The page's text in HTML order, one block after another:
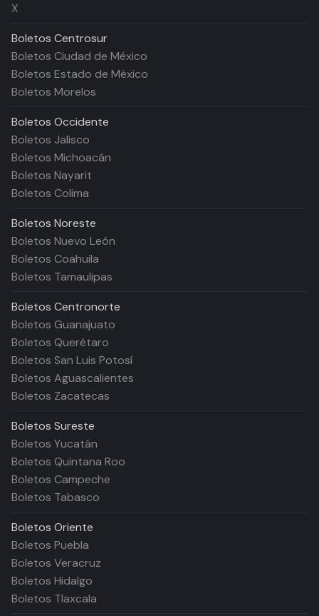
X
Boletos Centrosur
Boletos Ciudad de México
Boletos Estado de México
Boletos Morelos
Boletos Occidente
Boletos Jalisco
Boletos Michoacán
Boletos Nayarit
Boletos Colima
Boletos Noreste
Boletos Nuevo León
Boletos Coahuila
Boletos Tamaulipas
Boletos Centronorte
Boletos Guanajuato
Boletos Querétaro
Boletos San Luis Potosí
Boletos Aguascalientes
Boletos Zacatecas
Boletos Sureste
Boletos Yucatán
Boletos Quintana Roo
Boletos Campeche
Boletos Tabasco
Boletos Oriente
Boletos Puebla
Boletos Veracruz
Boletos Hidalgo
Boletos Tlaxcala